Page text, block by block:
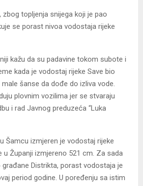
zbog topljenja snijega koji je pao
se porast nivoa vodostaja rijeke
kažu da su padavine tokom subote i
kada je vodostaj rijeke Save bio
šanse da dođe do izliva vode.
plovnim vozilima jer se stvaraju
i rad Javnog preduzeća “Luka
Šamcu izmjeren je vodostaj rijeke
u Županji izmjereno 521 cm. Za sada
Distrikta, porast vodostaja je
period godine. U poređenju sa istim